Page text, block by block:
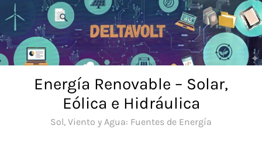
Saltar
al
contenido
Energía Renovable – Solar,
Eólica e Hidráulica
Sol, Viento y Agua: Fuentes de Energía